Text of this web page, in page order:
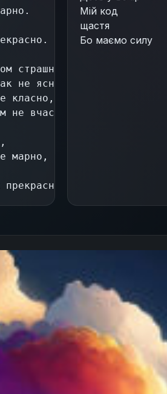
страшно,
не ясно.
класно,
не вчасно.
марно,
Мій код
щастя
Бо маємо силу